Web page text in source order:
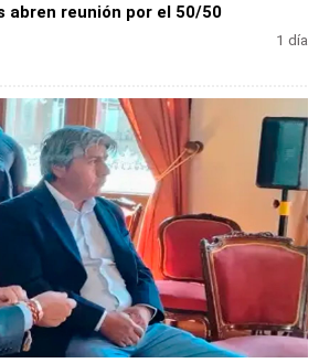
abren reunión por el 50/50
1 día